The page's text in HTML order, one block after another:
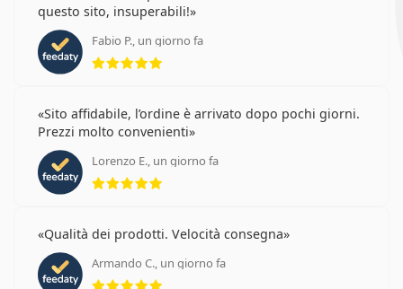
questo sito, insuperabili!
Fabio P., un giorno fa
Sito affidabile, l’ordine è arrivato dopo pochi giorni.
Prezzi molto convenienti
Lorenzo E., un giorno fa
valutazione 5 di 5
Qualità dei prodotti. Velocità consegna
Armando C., un giorno fa
valutazione 5 di 5